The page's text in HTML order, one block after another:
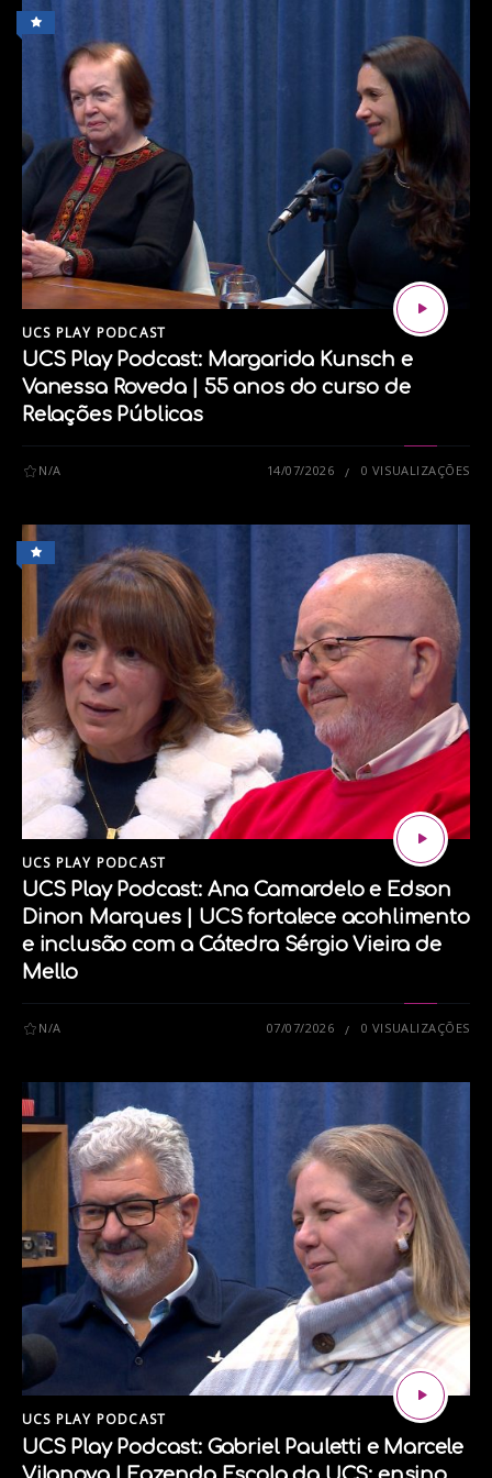
história e das contribuições da população negra.
*****
O UCS Play agora está no YouTube. Assista aos
nossos conteúdos e se inscreva em nosso canal:
Assista ao UCS Play Podcast no Spotify:
Siga nossas redes sociais:
Instagram
Facebook
X
tags:
CONSCIÊNCIA NEGRA JORNALISMO
RACISMO ESTRUTURAL
UCS PLAY PODCAST
UCS Play Podcast: Margarida Kunsch e
Vanessa Roveda | 55 anos do curso de
Relações Públicas
N/A 14/07/2026 0 VISUALIZAÇÕES
UCS PLAY PODCAST
UCS Play Podcast: Ana Camardelo e Edson
Dinon Marques | UCS fortalece acohlimento
e inclusão com a Cátedra Sérgio Vieira de
Mello
N/A 07/07/2026 0 VISUALIZAÇÕES
UCS PLAY PODCAST
UCS Play Podcast: Gabriel Pauletti e Marcele